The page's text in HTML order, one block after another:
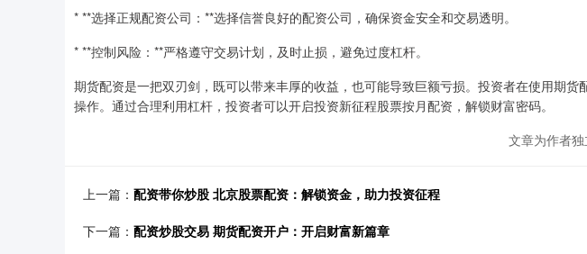
* **选择正规配资公司：**选择信誉良好的配资公司，确保资金安全和交易透明。
* **控制风险：**严格遵守交易计划，及时止损，避免过度杠杆。
期货配资是一把双刃剑，既可以带来丰厚的收益，也可能导致巨额亏损。投资者在使用期货
操作。通过合理利用杠杆，投资者可以开启投资新征程股票按月配资，解锁财富密码。
文章为作者
上一篇： 配资带你炒股 北京股票配资：解锁资金，助力投资征程
下一篇： 配资炒股交易 期货配资开户：开启财富新篇章